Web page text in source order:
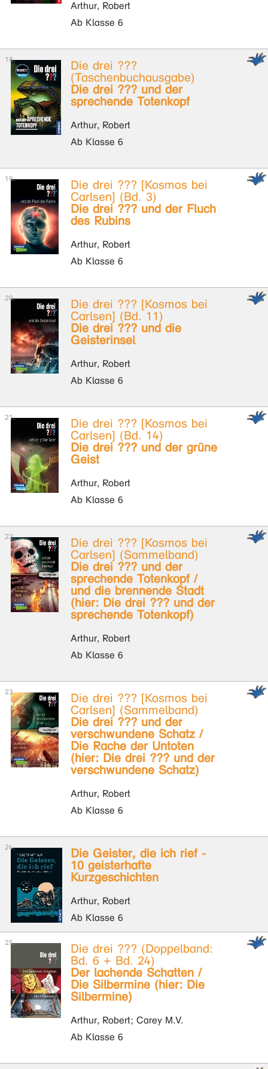
Arthur, Robert
Ab Klasse 6
Die drei ???
(Taschenbuchausgabe)
Die drei ??? und der
sprechende Totenkopf
Arthur, Robert
Ab Klasse 6
Die drei ??? [Kosmos bei
Carlsen] (Bd. 3)
Die drei ??? und der Fluch
des Rubins
Arthur, Robert
Ab Klasse 6
Die drei ??? [Kosmos bei
Carlsen] (Bd. 11)
Die drei ??? und die
Geisterinsel
Arthur, Robert
Ab Klasse 6
Die drei ??? [Kosmos bei
Carlsen] (Bd. 14)
Die drei ??? und der grüne
Geist
Arthur, Robert
Ab Klasse 6
Die drei ??? [Kosmos bei
Carlsen] (Sammelband)
Die drei ??? und der
sprechende Totenkopf /
und die brennende Stadt
(hier: Die drei ??? und der
sprechende Totenkopf)
Arthur, Robert
Ab Klasse 6
Die drei ??? [Kosmos bei
Carlsen] (Sammelband)
Die drei ??? und der
verschwundene Schatz /
Die Rache der Untoten
(hier: Die drei ??? und der
verschwundene Schatz)
Arthur, Robert
Ab Klasse 6
Die Geister, die ich rief -
10 geisterhafte
Kurzgeschichten
Arthur, Robert
Ab Klasse 6
Die drei ??? (Doppelband:
Bd. 6 + Bd. 24)
Der lachende Schatten /
Die Silbermine (hier: Die
Silbermine)
Arthur, Robert; Carey M.V.
Ab Klasse 6